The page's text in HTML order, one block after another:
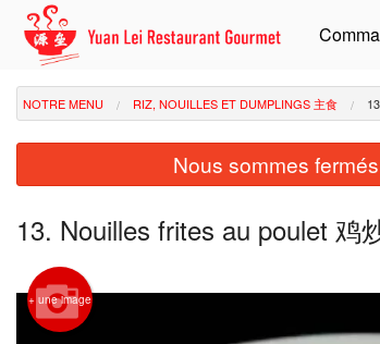
NOTRE MENU RIZ, NOUILLES ET DUMPLINGS 主食
Nous sommes
13. Nouilles frites au poulet 鸡
+ une image